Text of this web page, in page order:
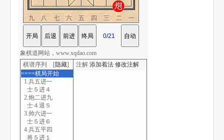
九八七六五四三二一
棋谱序列 [隐藏]
====棋局开始
1.兵五进一
士５进４
2.炮二进九
士４退５
3.帅六进一
士５进６
4.兵五平四
将５进１
注解 添加着法 修改注解
象棋道网站，www.xqdao.com